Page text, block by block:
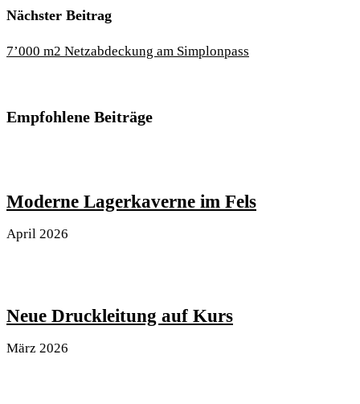
Nächster Beitrag
7’000 m2 Netzabdeckung am Simplonpass
Empfohlene Beiträge
Moderne Lagerkaverne im Fels
April 2026
Neue Druckleitung auf Kurs
März 2026